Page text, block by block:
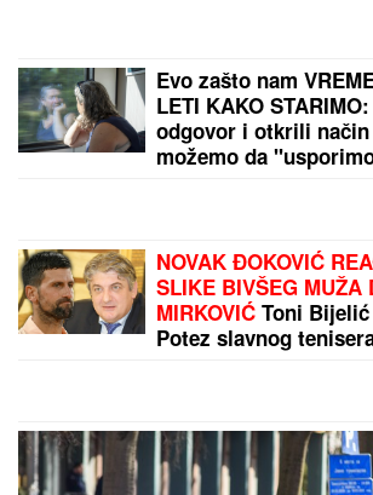
Aljbin Kurti napadnut u skupštini:
ga Time Kadrijaj psuje i gađa jajima
PREPORUKA ZA VAS